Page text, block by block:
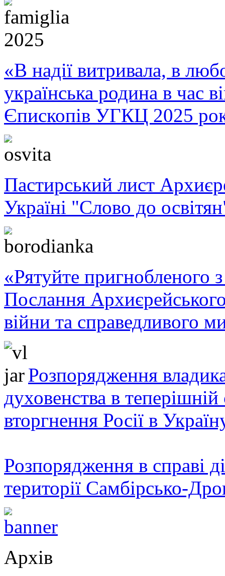
«В надії витривала, в
українська родина в час
Єпископів УГКЦ 2025
Пастирський лист
Україні "Слово до
«Рятуйте пригнобленого
Послання
війни та справедливого
Розпорядження
духовенства в теперішній
вторгнення Росії в
Розпорядження в справі
території Самбірсько-
Архів